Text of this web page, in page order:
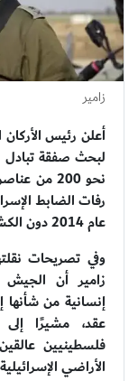
زامير
أعلن رئيس الأركان
لبحث صفقة
نحو 200
رفات الضابط
عام 2014 دون الكشف عن مصيره حتى اليوم.
وفي تصريحات
زامير أن الجيش
إنسانية من شأنها
عقد، مشيرًا إلى
فلسطينيين
الأراضي